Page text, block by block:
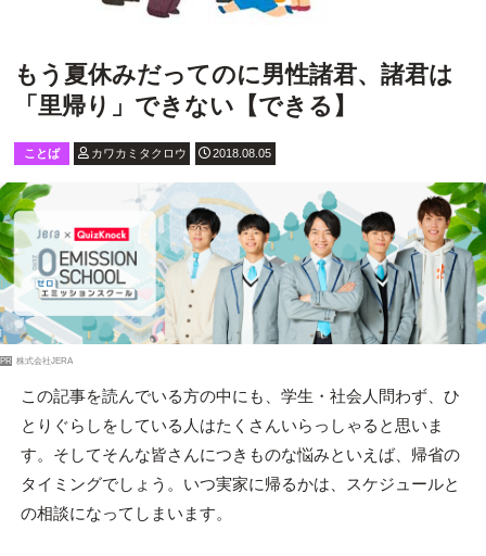
もう夏休みだってのに男性諸君、諸君は
「里帰り」できない【できる】
ことば カワカミタクロウ 2018.08.05
PR 株式会社JERA
この記事を読んでいる方の中にも、学生・社会人問わず、ひ
とりぐらしをしている人はたくさんいらっしゃると思いま
す。そしてそんな皆さんにつきものな悩みといえば、帰省の
タイミングでしょう。いつ実家に帰るかは、スケジュールと
の相談になってしまいます。